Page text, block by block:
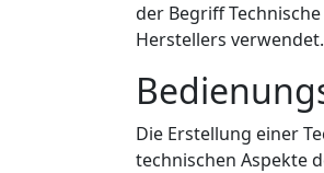
der Begriff
Herstellers verwendet.
Die Erstellung einer
technischen Aspekte